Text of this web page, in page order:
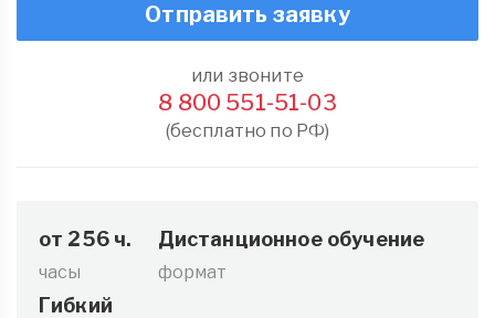
Отправить заявку
или звоните
8 800 551-51-03
(бесплатно по РФ)
от 256 ч.
часы
Дистанционное обучение
формат
Гибкий